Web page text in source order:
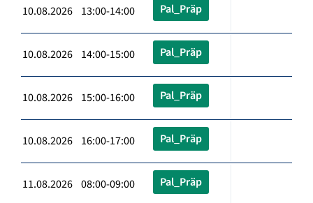
10.08.2026 13:00-14:00 Pal_Präp
10.08.2026 14:00-15:00 Pal_Präp
10.08.2026 15:00-16:00 Pal_Präp
10.08.2026 16:00-17:00 Pal_Präp
11.08.2026 08:00-09:00 Pal_Präp